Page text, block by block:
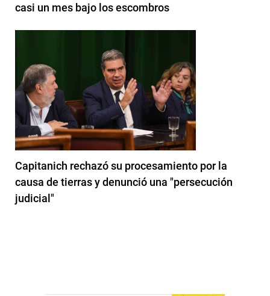
casi un mes bajo los escombros
Capitanich rechazó su procesamiento por la
causa de tierras y denunció una "persecución
judicial"